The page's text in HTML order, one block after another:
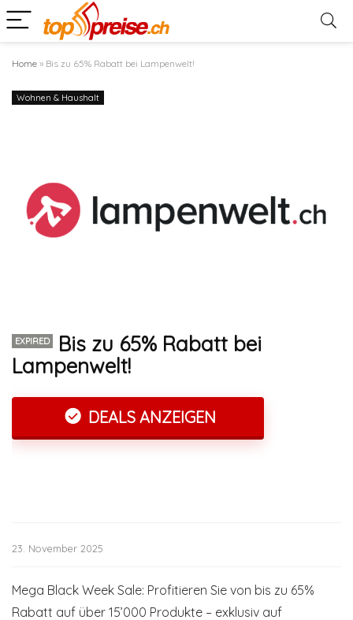
Home » Bis zu 65% Rabatt bei Lampenwelt!
Wohnen & Haushalt
EXPIRED
Bis zu 65% Rabatt bei
Lampenwelt!
DEALS ANZEIGEN
23. November 2025
Mega Black Week Sale: Profitieren Sie von bis zu 65%
Rabatt auf über 15’000 Produkte – exklusiv auf